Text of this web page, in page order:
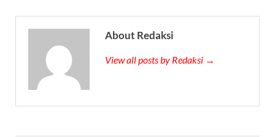
About Redaksi
View all posts by Redaksi →